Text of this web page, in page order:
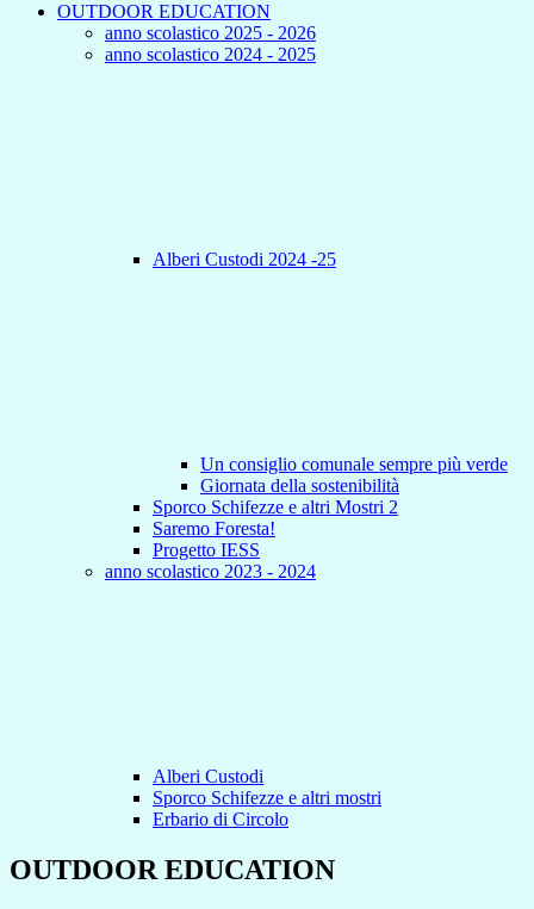
OUTDOOR EDUCATION
anno scolastico 2025 - 2026
anno scolastico 2024 - 2025
Alberi Custodi 2024 -25
Un consiglio comunale sempre più verde
Giornata della sostenibilità
Sporco Schifezze e altri Mostri 2
Saremo Foresta!
Progetto IESS
anno scolastico 2023 - 2024
Alberi Custodi
Sporco Schifezze e altri mostri
Erbario di Circolo
OUTDOOR EDUCATION